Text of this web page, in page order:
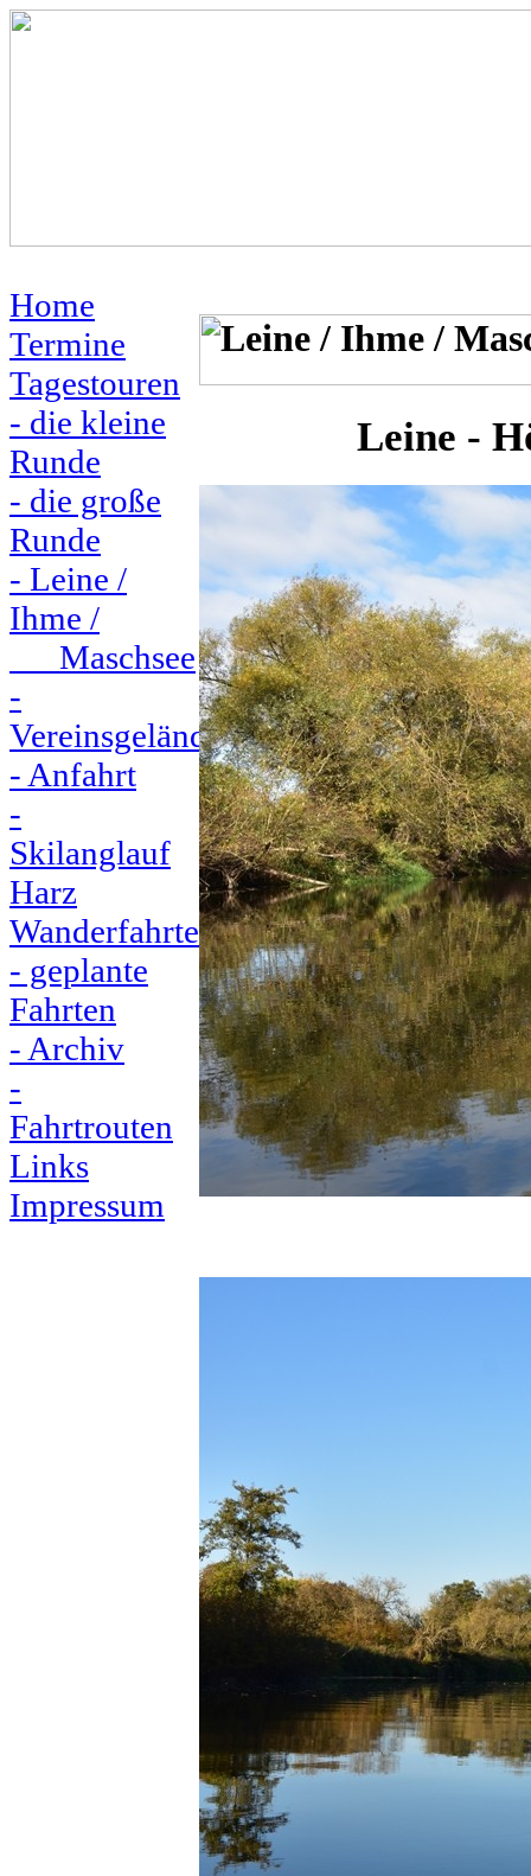
Home
Termine
Tagestouren
- die kleine
Runde
- die große
Runde
- Leine /
Ihme /
Maschsee
-
Vereinsgelände
- Anfahrt
-
Skilanglauf
Harz
Wanderfahrten
- geplante
Fahrten
- Archiv
-
Fahrtrouten
Links
Impressum
Leine -